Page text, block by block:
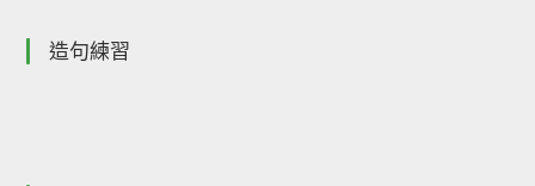
造句練習